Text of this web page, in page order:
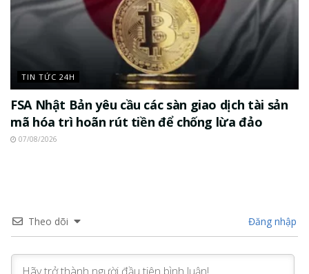
TIN TỨC 24H
FSA Nhật Bản yêu cầu các sàn giao dịch tài sản
mã hóa trì hoãn rút tiền để chống lừa đảo
07/08/2026
Theo dõi Đăng nhập